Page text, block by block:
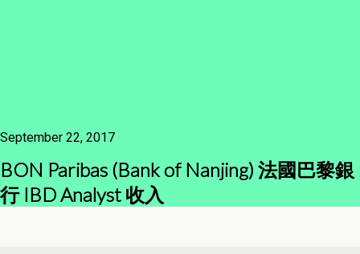
September 22, 2017
BON Paribas (Bank of Nanjing) 法國巴黎銀
行 IBD Analyst 收入